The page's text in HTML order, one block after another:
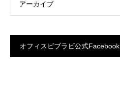
アーカイブ
オフィスビブラビ公式Facebook